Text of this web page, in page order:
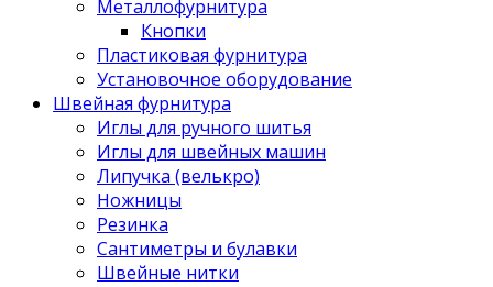
Металлофурнитура
Кнопки
Пластиковая фурнитура
Установочное оборудование
Швейная фурнитура
Иглы для ручного шитья
Иглы для швейных машин
Липучка (велькро)
Ножницы
Резинка
Сантиметры и булавки
Швейные нитки